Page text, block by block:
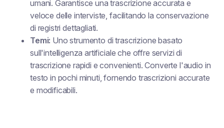
umani. Garantisce una trascrizione accurata e
veloce delle interviste, facilitando la conservazione
di registri dettagliati.
Temi: Uno strumento di trascrizione basato
sull'intelligenza artificiale che offre servizi di
trascrizione rapidi e convenienti. Converte l'audio in
testo in pochi minuti, fornendo trascrizioni accurate
e modificabili.